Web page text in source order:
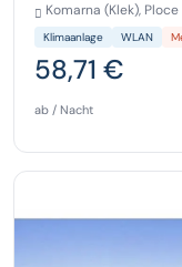
Komarna (Klek), Ploce
Klimaanlage WLAN
58,71 €
ab / Nacht